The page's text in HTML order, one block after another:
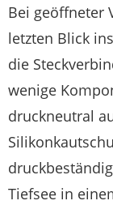
Bei geöffneter
letzten Blick
die
wenige
druckneutral
Tiefsee in